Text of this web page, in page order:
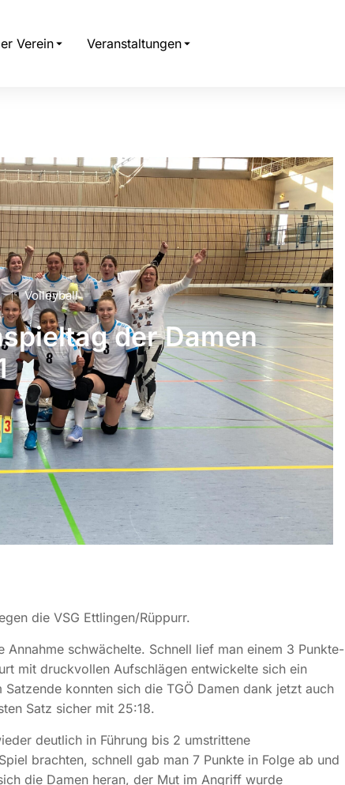
Verein Veranstaltungen
Volleyball
der Damen
die VSG Ettlingen/Rüppurr.
schwächelte. Schnell lief man einem 3 Punkte-
mit druckvollen Aufschlägen entwickelte sich ein
konnten sich die TGÖ Damen dank jetzt auch
Satz sicher mit 25:18.
deutlich in Führung bis 2 umstrittene
brachten, schnell gab man 7 Punkte in Folge ab und
die Damen heran, der Mut im Angriff wurde